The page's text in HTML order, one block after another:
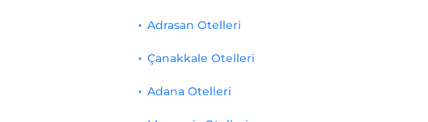
Adrasan Otelleri
Çanakkale Otelleri
Adana Otelleri